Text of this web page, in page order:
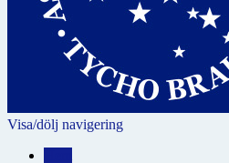
Visa/dölj navigering